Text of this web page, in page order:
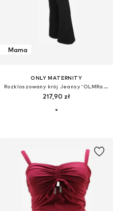
Mama
ONLY MATERNITY
Rozkloszowany krój Jeansy 'OLMRain'
217,90 zł